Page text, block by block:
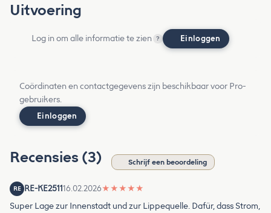
Uitvoering
Log in om alle informatie te zien ? Einloggen
Coördinaten en contactgegevens zijn beschikbaar voor Pro-
gebruikers.
Einloggen
Recensies (3) Schrijf een beoordeling
RE RE-KE251116.02.2026★ ★ ★ ★ ★
Super Lage zur Innenstadt und zur Lippequelle. Dafür, dass Strom,